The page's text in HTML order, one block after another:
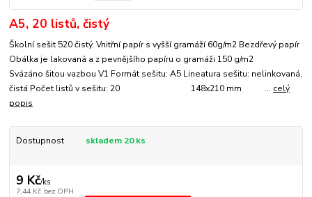
A5, 20 listů, čistý
Školní sešit 520 čistý. Vnitřní papír s vyšší gramáží 60g/m2 Bezdřevý papír
Obálka je lakovaná a z pevnějšího papíru o gramáži 150 g/m2
Svázáno šitou vazbou V1 Formát sešitu: A5 Lineatura sešitu: nelinkovaná,
čistá Počet listů v sešitu: 20 148x210 mm ... celý
popis
Dostupnost skladem 20 ks
9 Kč/ks
7,44 Kč bez DPH